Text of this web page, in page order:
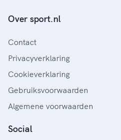
Over sport.nl
Contact
Privacyverklaring
Cookieverklaring
Gebruiksvoorwaarden
Algemene voorwaarden
Social